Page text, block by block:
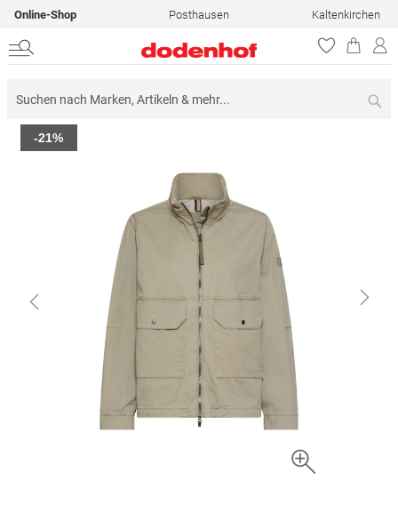
Online-Shop Posthausen Kaltenkirchen
Zum
Ende
-21%